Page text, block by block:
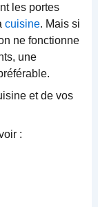
les portes
cuisine. Mais si
ne fonctionne
une
et de vos
: